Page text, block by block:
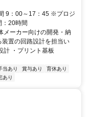
9：00～17：45 ※プロジ
：20時間
メーカー向けの開発・納
置の回路設計を担当い
計 ・プリント基板
当あり 賞与あり
育休あり
あり